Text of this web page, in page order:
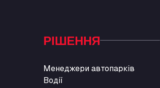
РІШЕННЯ
Менеджери автопарків
Водії